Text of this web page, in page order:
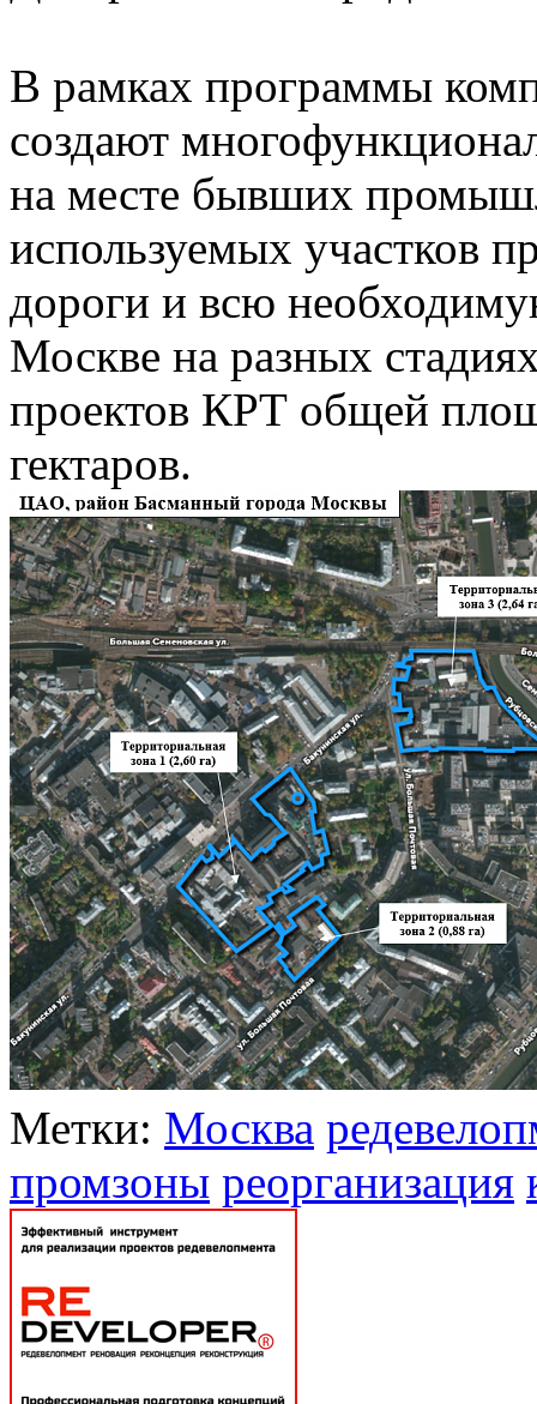
В рамках программы
создают
на месте бывших
используемых участков
дороги и всю
Москве на разных
проектов КРТ общей
гектаров.
Метки: Москва
промзоны реорганизация